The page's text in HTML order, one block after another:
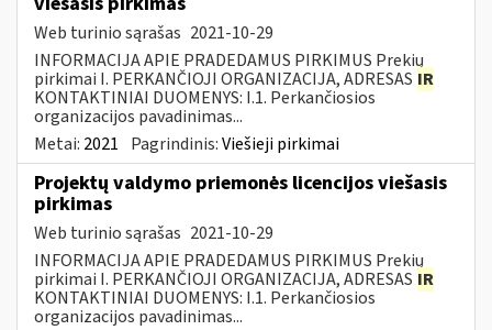
Web turinio sąrašas 2021-10-29
INFORMACIJA APIE PRADEDAMUS PIRKIMUS Prekių
pirkimai I. PERKANČIOJI ORGANIZACIJA, ADRESAS IR
KONTAKTINIAI DUOMENYS: I.1. Perkančiosios
organizacijos pavadinimas...
Metai: 2021 Pagrindinis:Viešieji pirkimai
Projektų valdymo priemonės licencijos viešasis
pirkimas
Web turinio sąrašas 2021-10-29
INFORMACIJA APIE PRADEDAMUS PIRKIMUS Prekių
pirkimai I. PERKANČIOJI ORGANIZACIJA, ADRESAS IR
KONTAKTINIAI DUOMENYS: I.1. Perkančiosios
organizacijos pavadinimas...